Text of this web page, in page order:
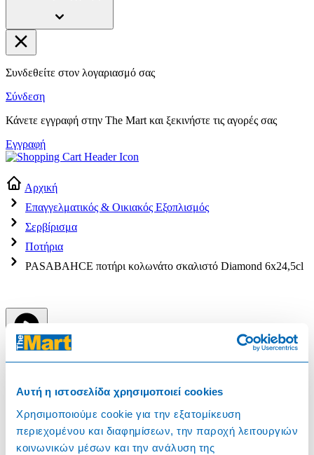
Αυτή η ιστοσελίδα χρησιμοποιεί cookies
Χρησιμοποιούμε cookie για την εξατομίκευση
περιεχομένου και διαφημίσεων, την παροχή λειτουργιών
κοινωνικών μέσων και την ανάλυση της
Συνδεθείτε στον λογαριασμό σας
Σύνδεση
Κάνετε εγγραφή στην The Mart και ξεκινήστε τις αγορές σας
Εγγραφή
Αρχική
Επαγγελματικός & Οικιακός Εξοπλισμός
Σερβίρισμα
Ποτήρια
PASABAHCE ποτήρι κολωνάτο σκαλιστό Diamond 6x24,5cl
204943
PASABAHCE ποτήρι κολωνάτο σκαλιστό